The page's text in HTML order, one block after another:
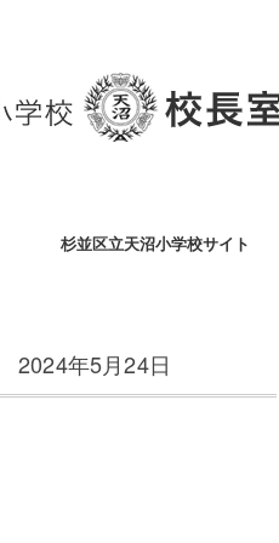
杉並区立天沼小学校サイト
2024年5月24日